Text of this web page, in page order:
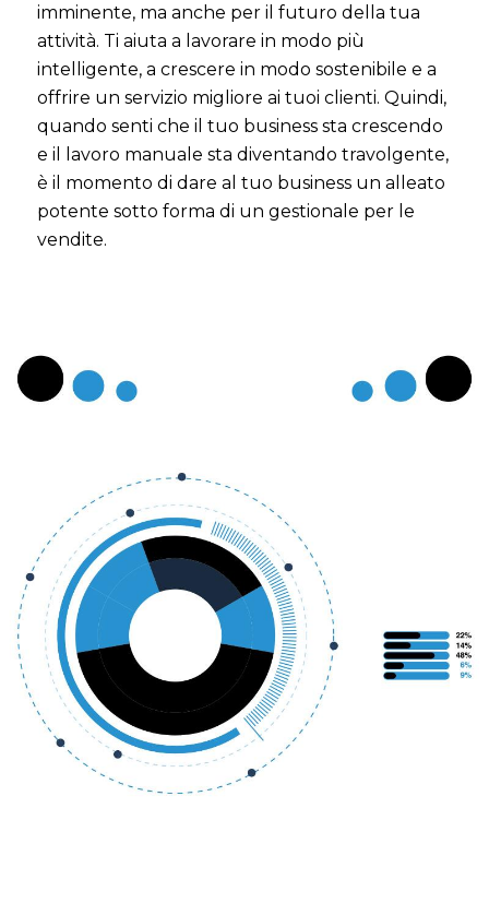
imminente, ma anche per il futuro della tua
attività. Ti aiuta a lavorare in modo più
intelligente, a crescere in modo sostenibile e a
offrire un servizio migliore ai tuoi clienti. Quindi,
quando senti che il tuo business sta crescendo
e il lavoro manuale sta diventando travolgente,
è il momento di dare al tuo business un alleato
potente sotto forma di un gestionale per le
vendite.